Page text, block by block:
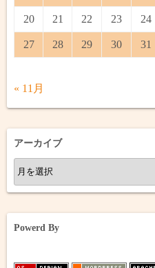
20 21 22 23 24
27 28 29 30 31
« 11月
アーカイブ
ア
ー
Powerd By